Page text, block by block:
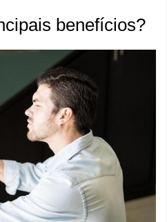
benefícios?